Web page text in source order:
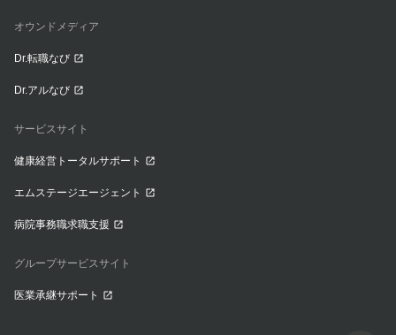
オウンドメディア
Dr.転職なび
Dr.アルなび
サービスサイト
健康経営トータルサポート
エムステージエージェント
病院事務職求職支援
グループサービスサイト
医業承継サポート